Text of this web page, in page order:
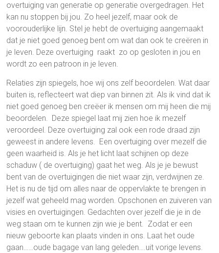
overtuiging van generatie op generatie overgedragen. Het
kan nu stoppen bij jou. Zo heel jezelf, maar ook de
voorouderlijke lijn. Stel je hebt de overtuiging aangemaakt
dat je niet goed genoeg bent om wat dan ook te creëren in
je leven. Deze overtuiging raakt zo op gesloten in jou en
wordt zo een patroon in je leven.
Relaties zijn spiegels, hoe wij ons zelf beoordelen. Wat daar
buiten is, reflecteert wat diep van binnen zit. Als ik vind dat ik
niet goed genoeg ben creëer ik mensen om mij heen die mij
beoordelen. Deze spiegel laat mij zien hoe ik mezelf
veroordeel. Deze overtuiging zal ook een rode draad zijn
geweest in andere levens. Een overtuiging over mezelf die
geen waarheid is. Als je het licht laat schijnen op deze
schaduw ( de overtuiging) gaat het weg. Als je je bewust
bent van de overtuigingen die niet waar zijn, verdwijnen ze.
Het is nu de tijd om alles naar de oppervlakte te brengen in
jezelf wat geheeld mag worden. Opschonen en zuiveren van
visies en overtuigingen. Gedachten over jezelf die je in de
weg staan om te kunnen zijn wie je bent. Zodat er een
nieuw geboorte kan plaats vinden in ons. Laat het oude
gaan……oude bagage van lang geleden….uit vorige levens.